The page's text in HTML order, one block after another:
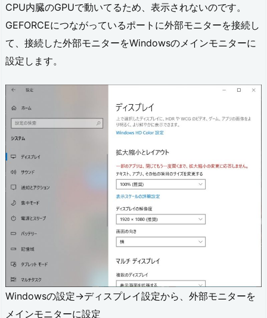
CPU内臓のGPUで動いてるため、表示されないのです。
GEFORCEにつながっているポートに外部モニターを接続し
て、接続した外部モニターをWindowsのメインモニターに
設定します。
Windowsの設定→ディスプレイ設定から、外部モニターを
メインモニターに設定